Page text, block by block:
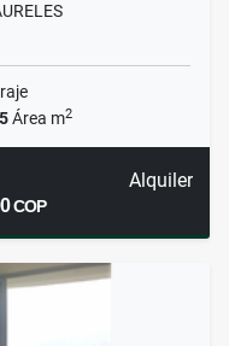
Área m2
Alquiler
COP